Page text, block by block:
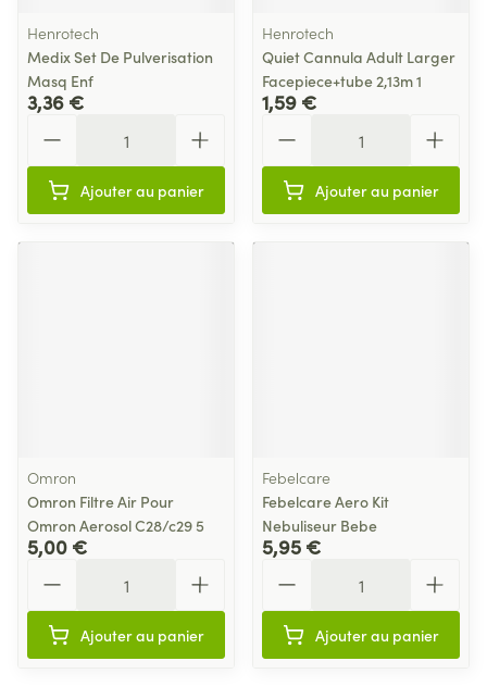
Henrotech
Medix Set De Pulverisation
Masq Enf
3,36 €
Ajouter au panier
Henrotech
Quiet Cannula Adult Larger
Facepiece+tube 2,13m 1
1,59 €
Ajouter au panier
Omron
Omron Filtre Air Pour
Omron Aerosol C28/c29 5
5,00 €
Ajouter au panier
Febelcare
Febelcare Aero Kit
Nebuliseur Bebe
5,95 €
Ajouter au panier